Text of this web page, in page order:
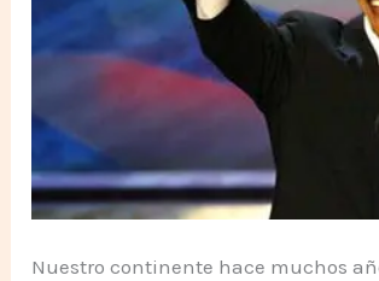
Nuestro continente hace muchos